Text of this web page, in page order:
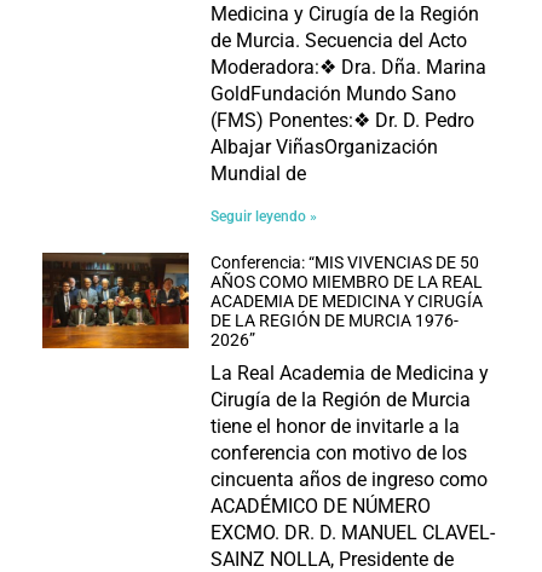
Medicina y Cirugía de la Región
de Murcia. Secuencia del Acto
Moderadora:❖ Dra. Dña. Marina
GoldFundación Mundo Sano
(FMS) Ponentes:❖ Dr. D. Pedro
Albajar ViñasOrganización
Mundial de
Seguir leyendo »
Conferencia: “MIS VIVENCIAS DE 50
AÑOS COMO MIEMBRO DE LA REAL
ACADEMIA DE MEDICINA Y CIRUGÍA
DE LA REGIÓN DE MURCIA 1976-
2026”
La Real Academia de Medicina y
Cirugía de la Región de Murcia
tiene el honor de invitarle a la
conferencia con motivo de los
cincuenta años de ingreso como
ACADÉMICO DE NÚMERO
EXCMO. DR. D. MANUEL CLAVEL-
SAINZ NOLLA, Presidente de